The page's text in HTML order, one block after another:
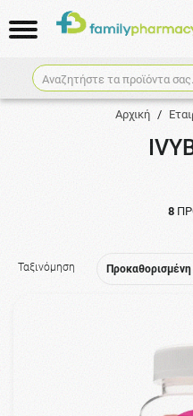
Αναζητήστε τα προϊόντα
Αρχική /
8
Ταξινόμηση